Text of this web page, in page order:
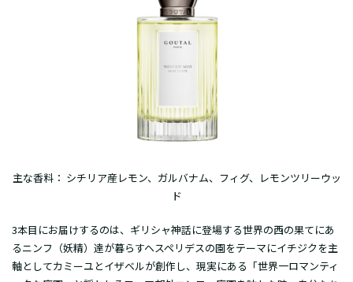
主な香料： シチリア産レモン、ガルバナム、フィグ、レモンツリーウッ
ド
3本目にお届けするのは、ギリシャ神話に登場する世界の西の果てにあ
るニンフ（妖精）達が暮らすヘスペリデスの園をテーマにイチジクを主
軸としてカミーユとイザベルが創作し、現実にある「世界一ロマンティ